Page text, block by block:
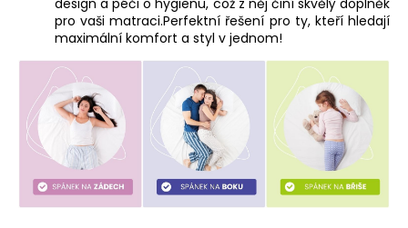
pro vaši matraci.Perfektní řešení pro ty, kteří hledají
maximální komfort a styl v jednom!